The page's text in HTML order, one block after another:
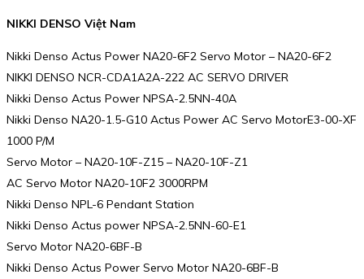
NIKKI DENSO Việt Nam
Nikki Denso Actus Power NA20-6F2 Servo Motor – NA20-6F2
NIKKI DENSO NCR-CDA1A2A-222 AC SERVO DRIVER
Nikki Denso Actus Power NPSA-2.5NN-40A
Nikki Denso NA20-1.5-G10 Actus Power AC Servo MotorE3-00-XF
1000 P/M
Servo Motor – NA20-10F-Z15 – NA20-10F-Z1
AC Servo Motor NA20-10F2 3000RPM
Nikki Denso NPL-6 Pendant Station
Nikki Denso Actus power NPSA-2.5NN-60-E1
Servo Motor NA20-6BF-B
Nikki Denso Actus Power Servo Motor NA20-6BF-B